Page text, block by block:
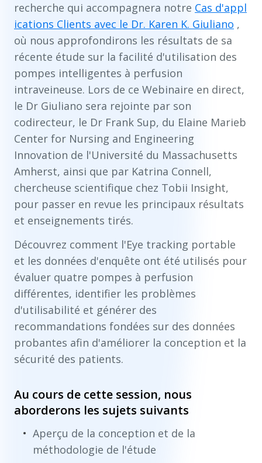
recherche qui accompagnera notre Cas d'appl
ications Clients avec le Dr. Karen K. Giuliano ,
où nous approfondirons les résultats de sa
récente étude sur la facilité d'utilisation des
pompes intelligentes à perfusion
intraveineuse. Lors de ce Webinaire en direct,
le Dr Giuliano sera rejointe par son
codirecteur, le Dr Frank Sup, du Elaine Marieb
Center for Nursing and Engineering
Innovation de l'Université du Massachusetts
Amherst, ainsi que par Katrina Connell,
chercheuse scientifique chez Tobii Insight,
pour passer en revue les principaux résultats
et enseignements tirés.
Découvrez comment l'Eye tracking portable
et les données d'enquête ont été utilisés pour
évaluer quatre pompes à perfusion
différentes, identifier les problèmes
d'utilisabilité et générer des
recommandations fondées sur des données
probantes afin d'améliorer la conception et la
sécurité des patients.
Au cours de cette session, nous
aborderons les sujets suivants
Aperçu de la conception et de la
méthodologie de l'étude